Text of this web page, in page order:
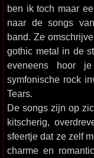
ben ik toch maar
naar de songs
band. Ze
gothic metal in de
eveneens hoor
symfonische rock
Tears.
De songs zijn op
kitscherig,
sfeertje dat ze zelf
charme en